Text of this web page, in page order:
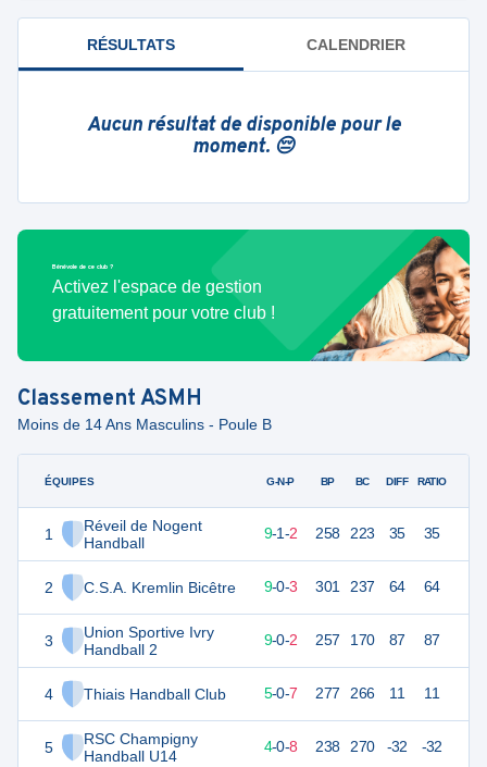
RÉSULTATS CALENDRIER
Aucun résultat de disponible pour le
moment. 😔
Bénévole de ce club ?
Activez l'espace de gestion
gratuitement pour votre club !
ClassementASMH
Moins de 14 Ans Masculins - Poule B
ÉQUIPES
1
Réveil de Nogent
Handball
2 C.S.A. Kremlin Bicêtre
3
Union Sportive Ivry
Handball 2
4 Thiais Handball Club
5
RSC Champigny
Handball U14
G-N-P BP BC DIFF RATIO
31 9-1-2 258 223 35 35
30 12 9-0-3 301 237 64 64
29 9-0-2 257 170 87 87
22 12 5-0-7 277 266 11 11
20 4-0-8 238 270 -32 -32